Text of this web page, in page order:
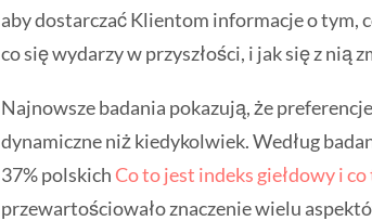
aby dostarczać Klientom informacje o tym,
co się wydarzy w przyszłości, i jak się z nią
Najnowsze badania pokazują, że
dynamiczne niż kiedykolwiek. Według
37% polskichCo to jest indeks giełdowy i
przewartościowało znaczenie wielu